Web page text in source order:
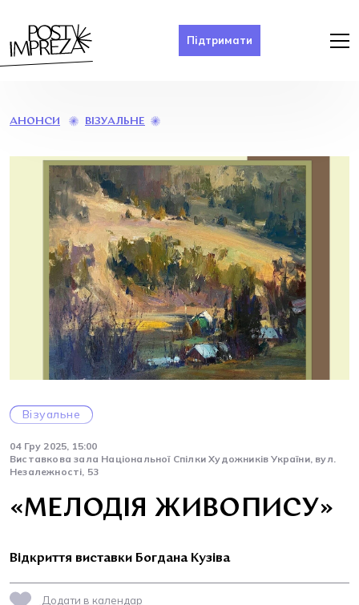
Підтримати
АНОНСИ ВІЗУАЛЬНЕ
Візуальне
04 Гру 2025, 15:00
Виставкова зала Національної Спілки Художників України, вул.
Незалежності, 53
«МЕЛОДІЯ ЖИВОПИСУ»
Відкриття виставки Богдана Кузіва
Додати в календар